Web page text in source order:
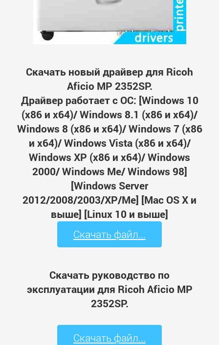
Скачать новый драйвер для Ricoh
Aficio MP 2352SP.
Драйвер работает с ОС: [Windows 10
(x86 и x64)/ Windows 8.1 (x86 и x64)/
Windows 8 (x86 и x64)/ Windows 7 (x86
и x64)/ Windows Vista (x86 и x64)/
Windows XP (x86 и x64)/ Windows
2000/ Windows Me/ Windows 98]
[Windows Server
2012/2008/2003/XP/Me] [Mac OS X и
выше] [Linux 10 и выше]
Скачать файл...
Скачать руководство по
эксплуатации для Ricoh Aficio MP
2352SP.
Скачать файл...